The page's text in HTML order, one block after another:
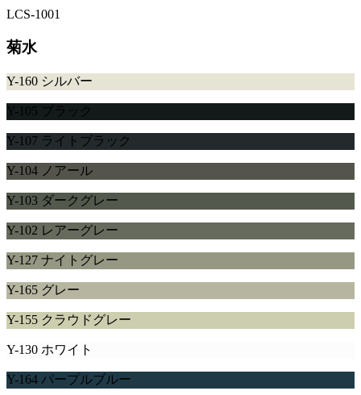
LCS-1001
菊水
Y-160 シルバー
Y-105 ブラック
Y-107 ライトブラック
Y-104 ノアール
Y-103 ダークグレー
Y-102 レアーグレー
Y-127 ナイトグレー
Y-165 グレー
Y-155 クラウドグレー
Y-130 ホワイト
Y-164 パープルブルー